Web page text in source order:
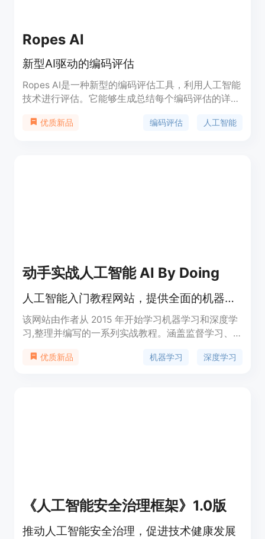
Ropes AI
新型AI驱动的编码评估
Ropes AI是一种新型的编码评估工具，利用人工智能
技术进行评估。它能够生成总结每个编码评估的详细
挑战，让候选人有机会展示自己的技能。Ropes AI还
优质新品 编码评估 人工智能
动手实战人工智能 AI By Doing
人工智能入门教程网站，提供全面的机器学习与深度学习知识。
该网站由作者从 2015 年开始学习机器学习和深度学
习,整理并编写的一系列实战教程。涵盖监督学习、
有代码实现,旨在帮助初学者全面掌握人工智能的基
优质新品 机器学习 深度学习
《人工智能安全治理框架》1.0版
推动人工智能安全治理，促进技术健康发展